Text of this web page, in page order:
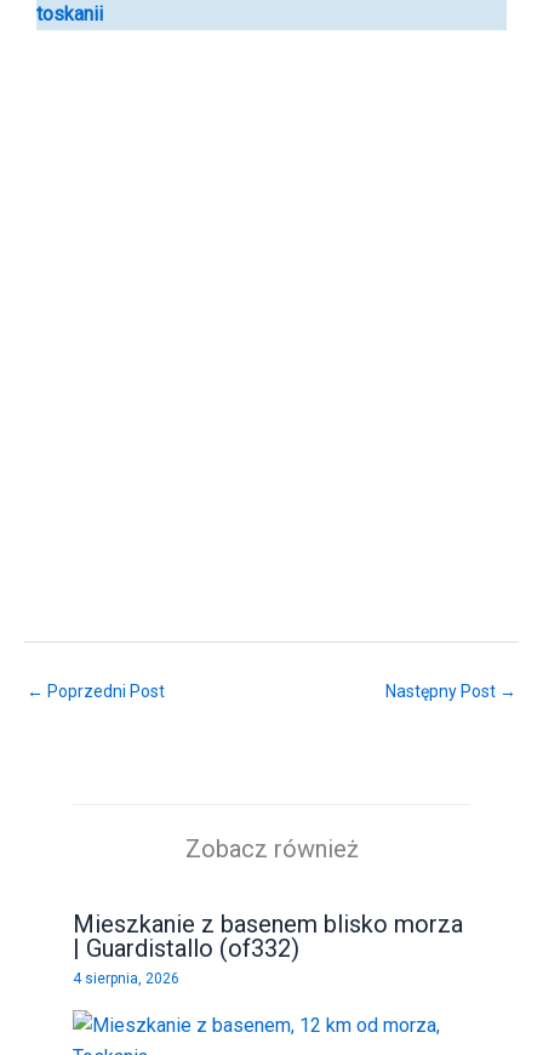
toskanii
← Poprzedni Post Następny Post →
Zobacz również
Mieszkanie z basenem blisko morza
| Guardistallo (of332)
4 sierpnia, 2026